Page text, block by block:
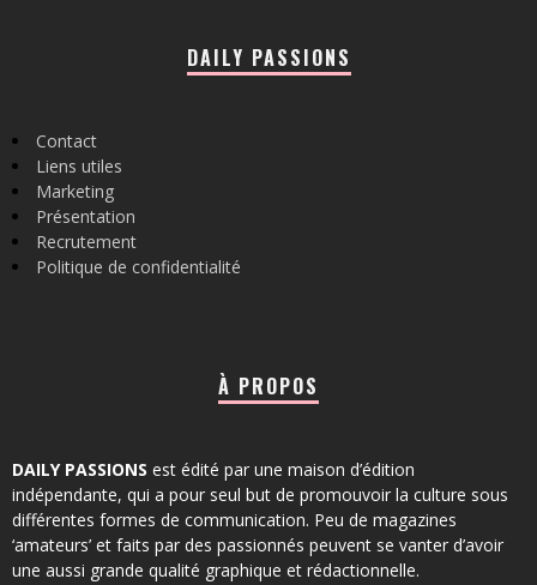
DAILY PASSIONS
Contact
Liens utiles
Marketing
Présentation
Recrutement
Politique de confidentialité
À PROPOS
DAILY PASSIONS est édité par une maison d’édition
indépendante, qui a pour seul but de promouvoir la culture sous
différentes formes de communication. Peu de magazines
‘amateurs’ et faits par des passionnés peuvent se vanter d’avoir
une aussi grande qualité graphique et rédactionnelle.